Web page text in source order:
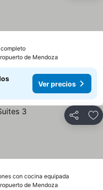
de Mendoza
Ver precios
Compartir
con cocina equipada
de Mendoza